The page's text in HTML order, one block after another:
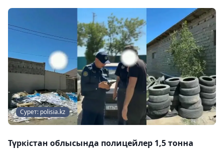
Сурет: polisia.kz
Түркістан облысында полицейлер 1,5 тонна